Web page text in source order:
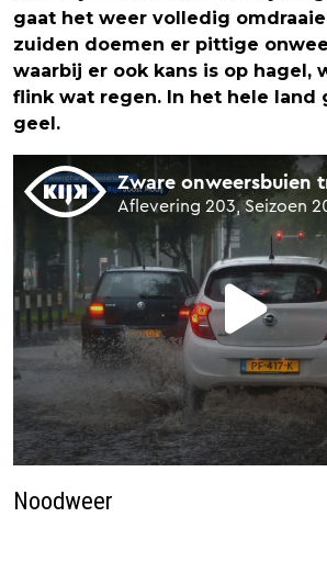
gaat het weer volledig
zuiden doemen er pittige
waarbij er ook kans is op hagel,
flink wat regen. In het hele land
geel.
Noodweer